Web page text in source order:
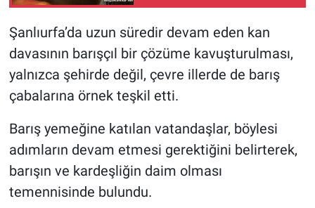
Şanlıurfa’da uzun süredir devam eden kan
davasının barışçıl bir çözüme kavuşturulması,
yalnızca şehirde değil, çevre illerde de barış
çabalarına örnek teşkil etti.
Barış yemeğine katılan vatandaşlar, böylesi
adımların devam etmesi gerektiğini belirterek,
barışın ve kardeşliğin daim olması
temennisinde bulundu.